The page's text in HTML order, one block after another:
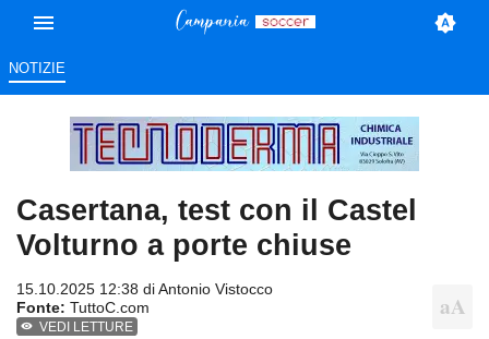
NOTIZIE
Casertana, test con il Castel
Volturno a porte chiuse
15.10.2025 12:38 diAntonio Vistocco
Fonte: TuttoC.com
VEDI LETTURE